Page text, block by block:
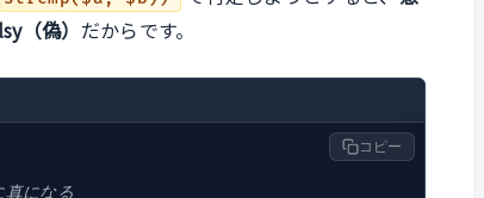
（偽） だからです。
になる
コピー